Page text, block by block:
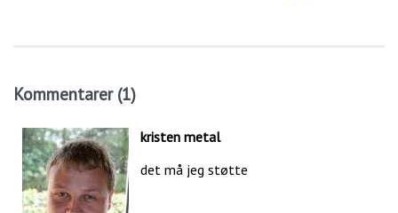
Kommentarer (1)
kristen metal
det må jeg støtte